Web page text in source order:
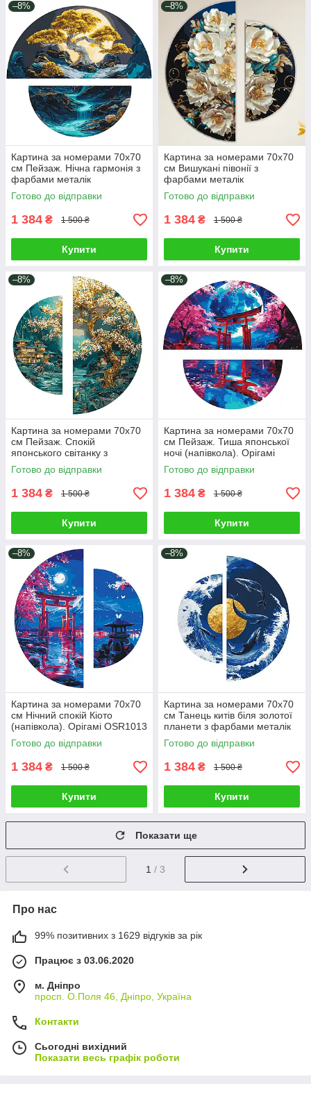
–8%
Картина за номерами 70х70
см Пейзаж. Нічна гармонія з
фарбами металік
(напівкола). Орігамі OSR1007
Готово до відправки
1 384 ₴ 1 500 ₴
Купити
–8%
Картина за номерами 70х70
см Вишукані півонії з
фарбами металік
(напівкола). Орігамі OSR1008
Готово до відправки
1 384 ₴ 1 500 ₴
Купити
–8%
Картина за номерами 70х70
см Пейзаж. Спокій
японського світанку з
фарбами металік
(напівкола). Орігамі OSR1009
Готово до відправки
1 384 ₴ 1 500 ₴
Купити
–8%
Картина за номерами 70х70
см Пейзаж. Тиша японської
ночі (напівкола). Орігамі
OSR1012
Готово до відправки
1 384 ₴ 1 500 ₴
Купити
–8%
Картина за номерами 70х70
см Нічний спокій Кіото
(напівкола). Орігамі OSR1013
Готово до відправки
1 384 ₴ 1 500 ₴
Купити
–8%
Картина за номерами 70х70
см Танець китів біля золотої
планети з фарбами металік
(напівкола). Орігамі OSR1002
Готово до відправки
1 384 ₴ 1 500 ₴
Купити
Показати ще
1 / 3
Про нас
99% позитивних з 1629 відгуків за рік
Працює з 03.06.2020
м. Дніпро
просп. О.Поля 46, Дніпро, Україна
Контакти
Сьогодні вихідний
Показати весь графік роботи